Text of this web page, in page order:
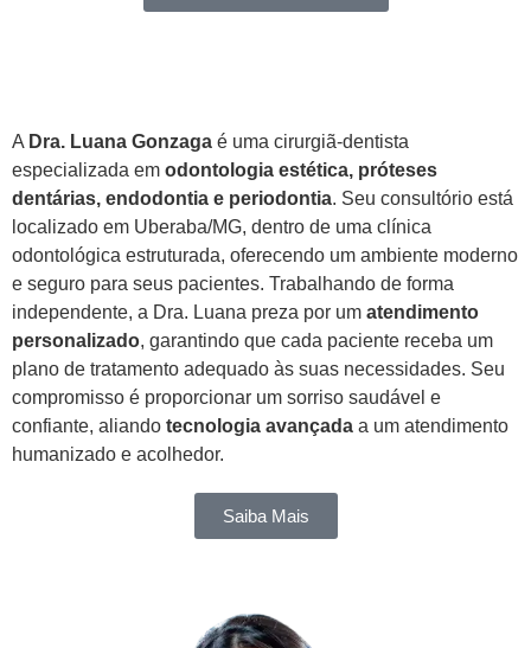
A Dra. Luana Gonzaga é uma cirurgiã-dentista
especializada em odontologia estética, próteses
dentárias, endodontia e periodontia. Seu consultório está
localizado em Uberaba/MG, dentro de uma clínica
odontológica estruturada, oferecendo um ambiente moderno
e seguro para seus pacientes. Trabalhando de forma
independente, a Dra. Luana preza por um atendimento
personalizado, garantindo que cada paciente receba um
plano de tratamento adequado às suas necessidades. Seu
compromisso é proporcionar um sorriso saudável e
confiante, aliando tecnologia avançada a um atendimento
humanizado e acolhedor.
Saiba Mais